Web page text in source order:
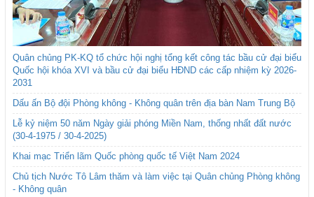
Quân chủng PK-KQ tổ chức hội nghị tổng kết công tác bầu cử đại biểu
Quốc hội khóa XVI và bầu cử đại biểu HĐND các cấp nhiệm kỳ 2026-
2031
Dấu ấn Bộ đội Phòng không - Không quân trên địa bàn Nam Trung Bộ
Lễ kỷ niệm 50 năm Ngày giải phóng Miền Nam, thống nhất đất nước
(30-4-1975 / 30-4-2025)
Khai mạc Triển lãm Quốc phòng quốc tế Việt Nam 2024
Chủ tịch Nước Tô Lâm thăm và làm việc tại Quân chủng Phòng không
- Không quân